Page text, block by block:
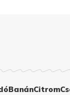
BanánCitrom